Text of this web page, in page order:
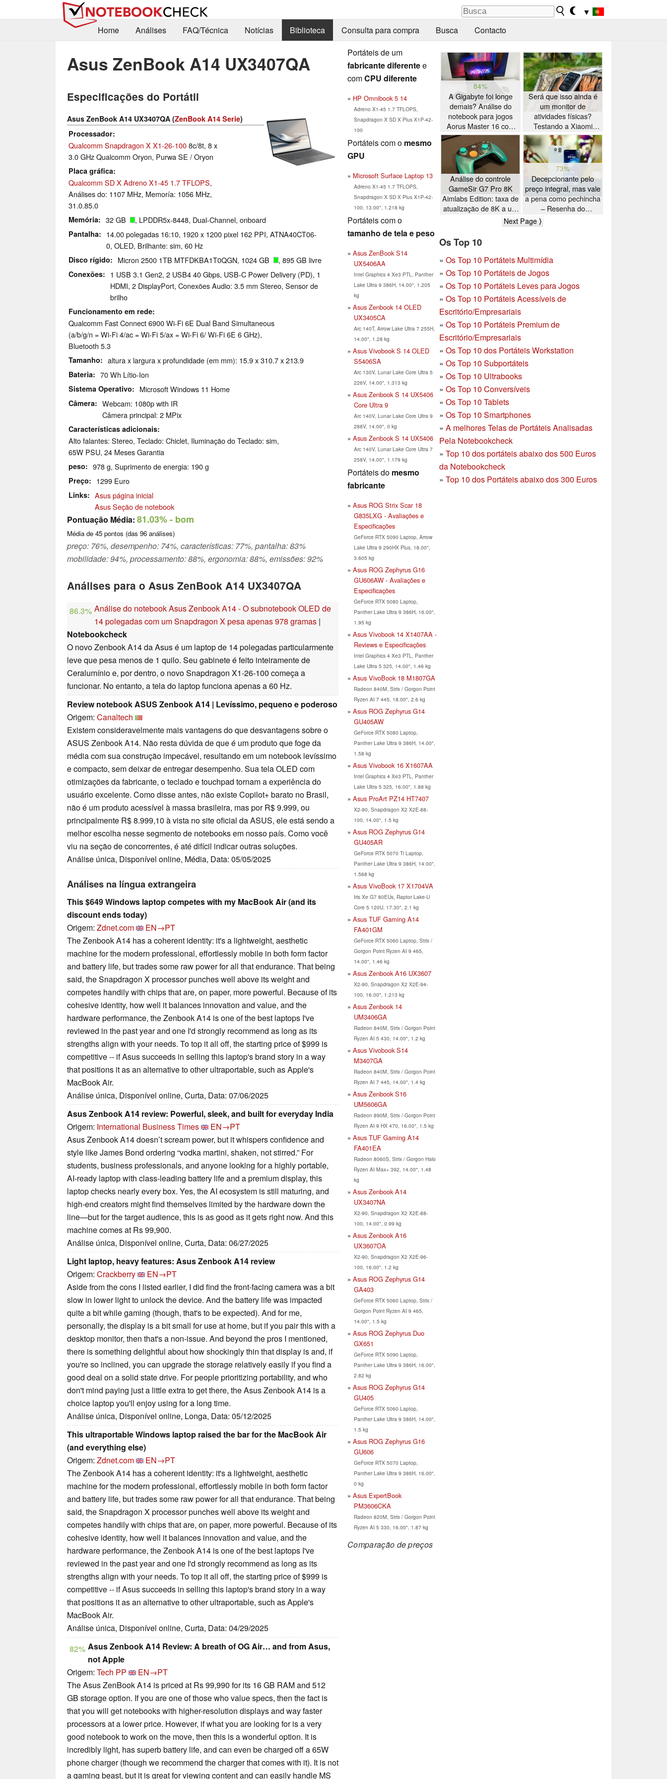
▼
Home
Análises FAQ/Técnica Notícias Biblioteca Consulta para compra Busca Contacto
Asus ZenBook A14 UX3407QA
Especificações do Portátil
Asus ZenBook A14 UX3407QA (ZenBook A14 Serie)
Processador
Qualcomm Snapdragon X X1-26-1008c/8t, 8 x
3.0 GHz Qualcomm Oryon, Purwa SE / Oryon
Placa gráfica
Qualcomm SD X Adreno X1-45 1.7 TFLOPS,
Análises do: 1107 MHz, Memoría: 1056 MHz,
31.0.85.0
Memória 32 GB , LPDDR5x-8448, Dual-Channel, onboard
Pantalha
14.00 polegadas 16:10, 1920 x 1200 pixel 162 PPI, ATNA40CT06-
0, OLED, Brilhante: sim, 60 Hz
Disco rígido Micron 2500 1TB MTFDKBA1T0QGN, 1024 GB , 895 GB livre
Conexões
1 USB 3.1 Gen2, 2 USB4 40 Gbps, USB-C Power Delivery (PD), 1
HDMI, 2 DisplayPort, Conexões Audio: 3.5 mm Stereo, Sensor de
brilho
Funcionamento em rede
Qualcomm Fast Connect 6900 Wi-Fi 6E Dual Band Simultaneous
(a/b/g/n = Wi-Fi 4/ac = Wi-Fi 5/ax = Wi-Fi 6/ Wi-Fi 6E 6 GHz),
Bluetooth 5.3
Tamanho altura x largura x profundidade (em mm): 15.9 x 310.7 x 213.9
Bateria 70 Wh Lítio-Ion
Sistema Operativo Microsoft Windows 11 Home
Câmera
Webcam: 1080p with IR
Câmera principal: 2 MPix
Características adicionais
Alto falantes: Stereo, Teclado: Chiclet, Iluminação do Teclado: sim,
65W PSU, 24 Meses Garantia
peso 978 g, Suprimento de energia: 190 g
Preço 1299 Euro
Links
Asus página inicial
Asus Seção de notebook
Pontuação Média: 81.03%- bom
Média de 45 pontos (das 96 análises)
preço: 76%, desempenho: 74%, características: 77%, pantalha: 83%
mobilidade: 94%, processamento: 88%, ergonomia: 88%, emissões: 92%
Análises para o Asus ZenBook A14 UX3407QA
86.3% Análise do notebook Asus Zenbook A14 - O subnotebook OLED de
14 polegadas com um Snapdragon X pesa apenas 978 gramas |
Notebookcheck
O novo Zenbook A14 da Asus é um laptop de 14 polegadas particularmente
leve que pesa menos de 1 quilo. Seu gabinete é feito inteiramente de
Ceralumínio e, por dentro, o novo Snapdragon X1-26-100 começa a
funcionar. No entanto, a tela do laptop funciona apenas a 60 Hz.
Review notebook ASUS Zenbook A14 | Levíssimo, pequeno e poderoso
Origem: Canaltech
Existem consideravelmente mais vantagens do que desvantagens sobre o
ASUS Zenbook A14. Não resta dúvida de que é um produto que foge da
média com sua construção impecável, resultando em um notebook levíssimo
e compacto, sem deixar de entregar desempenho. Sua tela OLED com
otimizações da fabricante, o teclado e touchpad tornam a experiência do
usuário excelente. Como disse antes, não existe Copilot+ barato no Brasil,
não é um produto acessível à massa brasileira, mas por R$ 9.999, ou
principalmente R$ 8.999,10 à vista no site oficial da ASUS, ele está sendo a
melhor escolha nesse segmento de notebooks em nosso país. Como você
viu na seção de concorrentes, é até difícil indicar outras soluções.
Análise única, Disponível online, Média, Data: 05/05/2025
Análises na língua extrangeira
This $649 Windows laptop competes with my MacBook Air (and its
discount ends today)
Origem: Zdnet.com
EN→PT
The Zenbook A14 has a coherent identity: it's a lightweight, aesthetic
machine for the modern professional, effortlessly mobile in both form factor
and battery life, but trades some raw power for all that endurance. That being
said, the Snapdragon X processor punches well above its weight and
competes handily with chips that are, on paper, more powerful. Because of its
cohesive identity, how well it balances innovation and value, and the
hardware performance, the Zenbook A14 is one of the best laptops I've
reviewed in the past year and one I'd strongly recommend as long as its
strengths align with your needs. To top it all off, the starting price of $999 is
competitive -- if Asus succeeds in selling this laptop's brand story in a way
that positions it as an alternative to other ultraportable, such as Apple's
MacBook Air.
Análise única, Disponível online, Curta, Data: 07/06/2025
Asus Zenbook A14 review: Powerful, sleek, and built for everyday India
Origem: International Business Times
EN→PT
Asus Zenbook A14 doesn’t scream power, but it whispers confidence and
style like James Bond ordering “vodka martini, shaken, not stirred.” For
students, business professionals, and anyone looking for a highly portable,
AI-ready laptop with class-leading battery life and a premium display, this
laptop checks nearly every box. Yes, the AI ecosystem is still maturing, and
high-end creators might find themselves limited by the hardware down the
line—but for the target audience, this is as good as it gets right now. And this
machine comes at Rs 99,900.
Análise única, Disponível online, Curta, Data: 06/27/2025
Light laptop, heavy features: Asus Zenbook A14 review
Origem: Crackberry
EN→PT
Aside from the cons I listed earlier, I did find the front-facing camera was a bit
slow in lower light to unlock the device. And the battery life was impacted
quite a bit while gaming (though, that's to be expected). And for me,
personally, the display is a bit small for use at home, but if you pair this with a
desktop monitor, then that's a non-issue. And beyond the pros I mentioned,
there is something delightful about how shockingly thin that display is and, if
you're so inclined, you can upgrade the storage relatively easily if you find a
good deal on a solid state drive. For people prioritizing portability, and who
don't mind paying just a little extra to get there, the Asus Zenbook A14 is a
choice laptop you'll enjoy using for a long time.
Análise única, Disponível online, Longa, Data: 05/12/2025
This ultraportable Windows laptop raised the bar for the MacBook Air
(and everything else)
Origem: Zdnet.com
EN→PT
The Zenbook A14 has a coherent identity: it's a lightweight, aesthetic
machine for the modern professional, effortlessly mobile in both form factor
and battery life, but trades some raw power for all that endurance. That being
said, the Snapdragon X processor punches well above its weight and
competes handily with chips that are, on paper, more powerful. Because of its
cohesive identity, how well it balances innovation and value, and the
hardware performance, the Zenbook A14 is one of the best laptops I've
reviewed in the past year and one I'd strongly recommend as long as its
strengths align with your needs. To top it all off, the starting price of $999 is
competitive -- if Asus succeeds in selling this laptop's brand story in a way
that positions it as an alternative to other ultraportable, such as Apple's
MacBook Air.
Análise única, Disponível online, Curta, Data: 04/29/2025
82% Asus Zenbook A14 Review: A breath of OG Air… and from Asus,
not Apple
Origem: Tech PP
EN→PT
The Asus ZenBook A14 is priced at Rs 99,990 for its 16 GB RAM and 512
GB storage option. If you are one of those who value specs, then the fact is
that you will get notebooks with higher-resolution displays and way faster
processors at a lower price. However, if what you are looking for is a very
good notebook to work on the move, then this is a wonderful option. It is
incredibly light, has superb battery life, and can even be charged off a 65W
phone charger (though we recommend the charger that comes with it). It is not
a gaming beast, but it is great for viewing content and can easily handle MS
Portáteis de um
fabricante diferentee
comCPU diferente
HP Omnibook 5 14
Adreno X1-45 1.7 TFLOPS,
Snapdragon X SD X Plus X1P-42-
100
Portáteis com o mesmo
GPU
Microsoft Surface Laptop 13
Adreno X1-45 1.7 TFLOPS,
Snapdragon X SD X Plus X1P-42-
100, 13.00", 1.218 kg
Portáteis com o
tamanho de tela e peso
Asus ZenBook S14
UX5406AA
Intel Graphics 4 Xe3 PTL, Panther
Lake Ultra 9 386H, 14.00", 1.205
kg
Asus Zenbook 14 OLED
UX3405CA
Arc 140T, Arrow Lake Ultra 7 255H,
14.00", 1.28 kg
Asus Vivobook S 14 OLED
S5406SA
Arc 130V, Lunar Lake Core Ultra 5
226V, 14.00", 1.313 kg
Asus Zenbook S 14 UX5406
Core Ultra 9
Arc 140V, Lunar Lake Core Ultra 9
288V, 14.00", 0 kg
Asus Zenbook S 14 UX5406
Arc 140V, Lunar Lake Core Ultra 7
258V, 14.00", 1.179 kg
Portáteis do mesmo
fabricante
Asus ROG Strix Scar 18
G835LXG - Avaliações e
Especificações
GeForce RTX 5090 Laptop, Arrow
Lake Ultra 9 290HX Plus, 18.00",
3.605 kg
Asus ROG Zephyrus G16
GU606AW - Avaliações e
Especificações
GeForce RTX 5080 Laptop,
Panther Lake Ultra 9 386H, 16.00",
1.95 kg
Asus Vivobook 14 X1407AA -
Reviews e Especificações
Intel Graphics 4 Xe3 PTL, Panther
Lake Ultra 5 325, 14.00", 1.46 kg
Asus VivoBook 18 M1807GA
Radeon 840M, Strix / Gorgon Point
Ryzen AI 7 445, 18.00", 2.6 kg
Asus ROG Zephyrus G14
GU405AW
GeForce RTX 5080 Laptop,
Panther Lake Ultra 9 386H, 14.00",
1.58 kg
Asus Vivobook 16 X1607AA
Intel Graphics 4 Xe3 PTL, Panther
Lake Ultra 5 325, 16.00", 1.88 kg
Asus ProArt PZ14 HT7407
X2-90, Snapdragon X2 X2E-88-
100, 14.00", 1.5 kg
Asus ROG Zephyrus G14
GU405AR
GeForce RTX 5070 Ti Laptop,
Panther Lake Ultra 9 386H, 14.00",
1.568 kg
Asus VivoBook 17 X1704VA
Iris Xe G7 80EUs, Raptor Lake-U
Core 5 120U, 17.30", 2.1 kg
Asus TUF Gaming A14
FA401GM
GeForce RTX 5060 Laptop, Strix /
Gorgon Point Ryzen AI 9 465,
14.00", 1.46 kg
Asus Zenbook A16 UX3607
X2-90, Snapdragon X2 X2E-94-
100, 16.00", 1.213 kg
Asus Zenbook 14
UM3406GA
Radeon 840M, Strix / Gorgon Point
Ryzen AI 5 430, 14.00", 1.2 kg
Asus Vivobook S14
M3407GA
Radeon 840M, Strix / Gorgon Point
Ryzen AI 7 445, 14.00", 1.4 kg
Asus Zenbook S16
UM5606GA
Radeon 890M, Strix / Gorgon Point
Ryzen AI 9 HX 470, 16.00", 1.5 kg
Asus TUF Gaming A14
FA401EA
Radeon 8060S, Strix / Gorgon Halo
Ryzen AI Max+ 392, 14.00", 1.48
kg
Asus Zenbook A14
UX3407NA
X2-90, Snapdragon X2 X2E-88-
100, 14.00", 0.99 kg
Asus Zenbook A16
UX3607OA
X2-90, Snapdragon X2 X2E-96-
100, 16.00", 1.2 kg
Asus ROG Zephyrus G14
GA403
GeForce RTX 5060 Laptop, Strix /
Gorgon Point Ryzen AI 9 465,
14.00", 1.5 kg
Asus ROG Zephyrus Duo
GX651
GeForce RTX 5090 Laptop,
Panther Lake Ultra 9 386H, 16.00",
2.82 kg
Asus ROG Zephyrus G14
GU405
GeForce RTX 5060 Laptop,
Panther Lake Ultra 9 386H, 14.00",
1.5 kg
Asus ROG Zephyrus G16
GU606
GeForce RTX 5070 Laptop,
Panther Lake Ultra 9 386H, 16.00",
0 kg
Asus ExpertBook
PM3606CKA
Radeon 820M, Strix / Gorgon Point
Ryzen AI 5 330, 16.00", 1.87 kg
Comparação de preços
84%
A Gigabyte foi longe
demais? Análise do
notebook para jogos
Aorus Master 16 com
AMD Zen 5
Será que isso ainda é
um monitor de
atividades físicas?
Testando a Xiaomi
Smart Band 10 Pro
Análise do controle
GameSir G7 Pro 8K
Aimlabs Edition: taxa de
atualização de 8K a um
preço acessível
73%
Decepcionante pelo
preço integral, mas vale
a pena como pechincha
– Resenha do
smartphone Motorola
Next Page ⟩
Os Top 10
» Os Top 10 Portáteis Multimídia
» Os Top 10 Portáteis de Jogos
» Os Top 10 Portáteis Leves para Jogos
» Os Top 10 Portáteis Acessíveis de
Escritório/Empresariais
» Os Top 10 Portáteis Premium de
Escritório/Empresariais
» Os Top 10 dos Portáteis Workstation
» Os Top 10 Subportáteis
» Os Top 10 Ultrabooks
» Os Top 10 Conversíveis
» Os Top 10 Tablets
» Os Top 10 Smartphones
» A melhores Telas de Portáteis Analisadas
Pela Notebookcheck
» Top 10 dos portáteis abaixo dos 500 Euros
da Notebookcheck
» Top 10 dos Portáteis abaixo dos 300 Euros